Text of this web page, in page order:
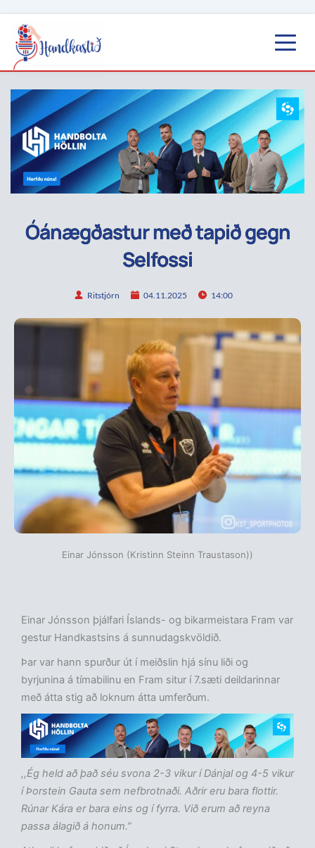
Óánægðastur með tapið gegn
Selfossi
Ritstjórn 04.11.2025 14:00
Einar Jónsson (Kristinn Steinn Traustason))
Einar Jónsson þjálfari Íslands- og bikarmeistara Fram var
gestur Handkastsins á sunnudagskvöldið.
Þar var hann spurður út í meiðslin hjá sínu liði og
byrjunina á tímabilinu en Fram situr í 7.sæti deildarinnar
með átta stig að loknum átta umferðum.
,,Ég held að það séu svona 2-3 vikur í Dánjal og 4-5 vikur
í Þorstein Gauta sem nefbrotnaði. Aðrir eru bara flottir.
Rúnar Kára er bara eins og í fyrra. Við erum að reyna
passa álagið á honum.”